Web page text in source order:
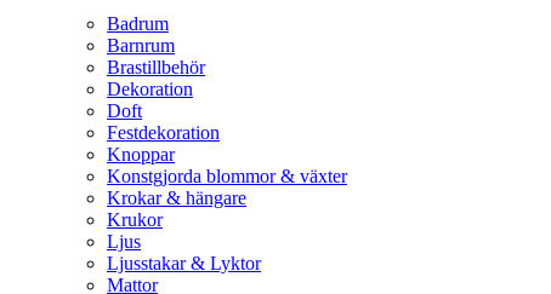
Badrum
Barnrum
Brastillbehör
Dekoration
Doft
Festdekoration
Knoppar
Konstgjorda blommor & växter
Krokar & hängare
Krukor
Ljus
Ljusstakar & Lyktor
Mattor